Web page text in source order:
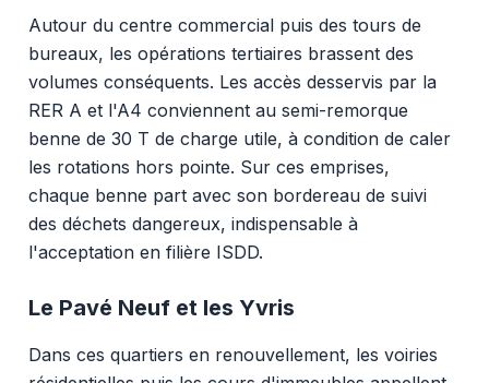
Autour du centre commercial puis des tours de
bureaux, les opérations tertiaires brassent des
volumes conséquents. Les accès desservis par la
RER A et l'A4 conviennent au semi-remorque
benne de 30 T de charge utile, à condition de caler
les rotations hors pointe. Sur ces emprises,
chaque benne part avec son bordereau de suivi
des déchets dangereux, indispensable à
l'acceptation en filière ISDD.
Le Pavé Neuf et les Yvris
Dans ces quartiers en renouvellement, les voiries